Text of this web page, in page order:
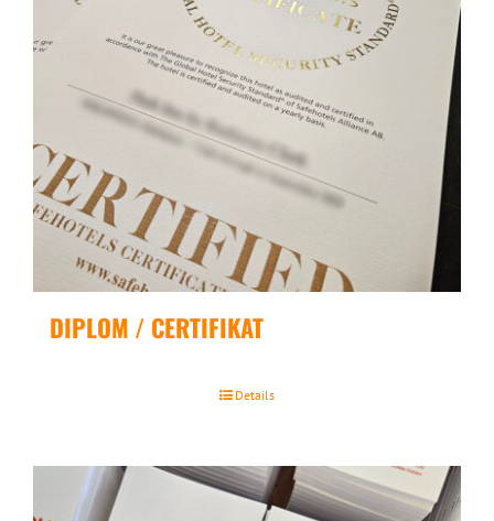
DIPLOM / CERTIFIKAT
Details